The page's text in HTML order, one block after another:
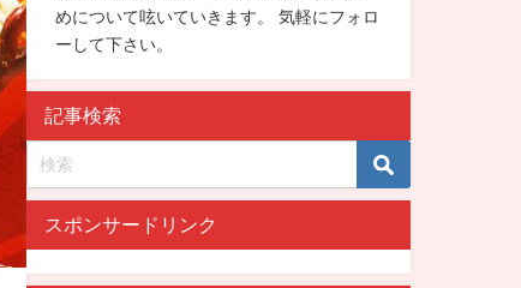
めについて呟いていきます。 気軽にフォロ
ーして下さい。
記事検索
スポンサードリンク